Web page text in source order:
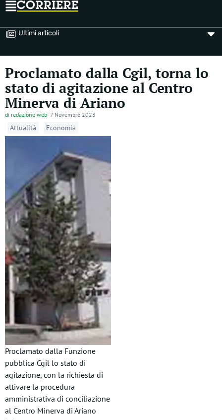
Ultimi articoli
Proclamato dalla Cgil, torna lo
stato di agitazione al Centro
Minerva di Ariano
di redazione web-7 Novembre 2023
Attualità Economia
Proclamato dalla Funzione
pubblica Cgil lo stato di
agitazione, con la richiesta di
attivare la procedura
amministrativa di conciliazione
al Centro Minerva di Ariano